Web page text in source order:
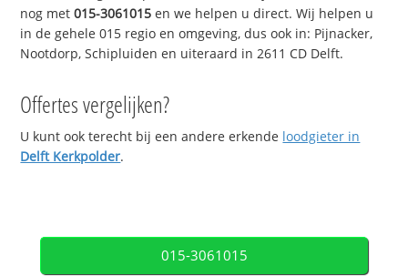
nog met015-3061015 en we helpen u direct. Wij helpen u
in de gehele 015 regio en omgeving, dus ook in: Pijnacker,
Nootdorp, Schipluiden en uiteraard in 2611 CD Delft.
Offertes vergelijken?
U kunt ook terecht bij een andere erkende loodgieter in
Delft Kerkpolder.
015-3061015